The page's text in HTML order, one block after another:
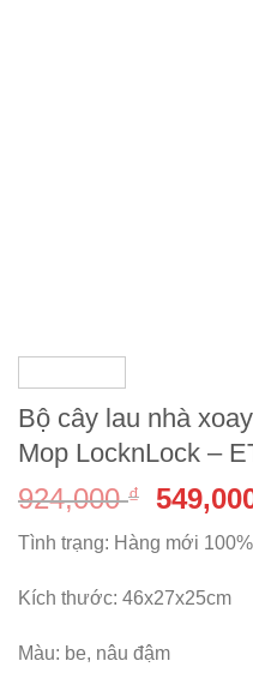
Bộ cây lau nhà
Mop LocknLock –
924,000₫
Tình trạng: Hàng mới 100%
Kích thước: 46x27x25cm
Màu: be, nâu đậm